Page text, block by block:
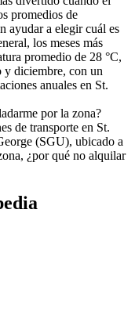
promedios de
ayudar a elegir cuál es
los meses más
promedio de 28 °C,
y diciembre, con un
anuales en St.
por la zona?
de transporte en St.
(SGU), ubicado a
¿por qué no alquilar